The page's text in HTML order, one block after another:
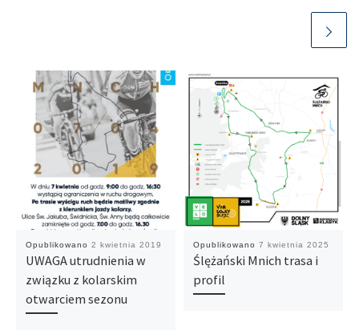
Opublikowano 2 kwietnia 2019
UWAGA utrudnienia w
związku z kolarskim
otwarciem sezonu
Opublikowano 7 kwietnia 2025
Ślężański Mnich trasa i
profil